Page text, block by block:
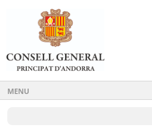
Ves al contingut.
Salta a la navegació
MENU